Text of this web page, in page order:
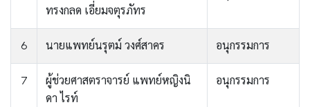
ทรงกลด เอี่ยมจตุรภัทร
6 นายแพทย์นรุตม์ วงศ์สาคร อนุกรรมการ
7
ผู้ช่วยศาสตราจารย์ แพทย์หญิงนิ
ดา ไรท์
อนุกรรมการ